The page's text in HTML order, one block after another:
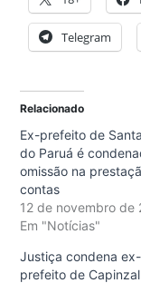
Telegram
Relacionado
Ex-prefeito de
do Paruá é
omissão na
contas
12 de novembro de
Em "Notícias"
Justiça condena ex-
prefeito de